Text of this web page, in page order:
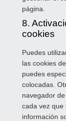
página.
8.
cookies
Puedes
las cookies
puedes
colocadas.
navegador
cada vez que
información